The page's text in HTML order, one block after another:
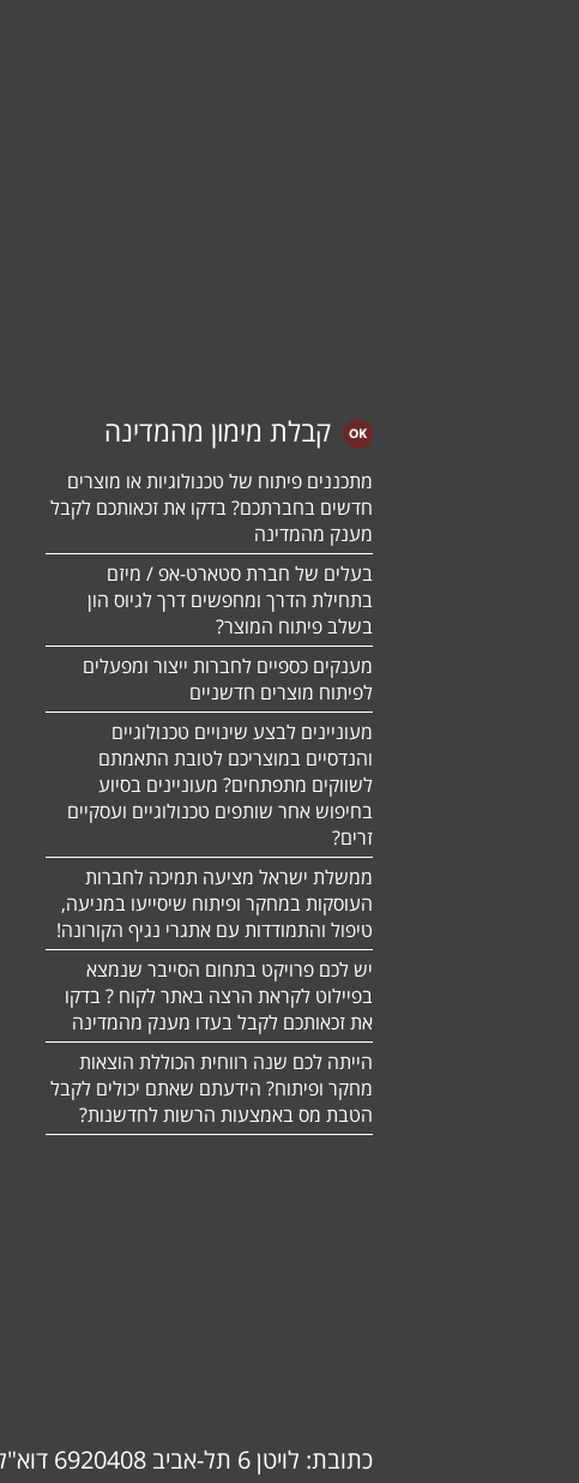
קבלת מימון מהמדינה
מתכננים פיתוח של טכנולוגיות או מוצרים
חדשים בחברתכם? בדקו את זכאותכם לקבל
מענק מהמדינה
בעלים של חברת סטארט-אפ / מיזם
בתחילת הדרך ומחפשים דרך לגיוס הון
בשלב פיתוח המוצר?
מענקים כספיים לחברות ייצור ומפעלים
לפיתוח מוצרים חדשניים
מעוניינים לבצע שינויים טכנולוגיים
והנדסיים במוצריכם לטובת התאמתם
לשווקים מתפתחים? מעוניינים בסיוע
בחיפוש אחר שותפים טכנולוגיים ועסקיים
זרים?
ממשלת ישראל מציעה תמיכה לחברות
העוסקות במחקר ופיתוח שיסייעו במניעה,
טיפול והתמודדות עם אתגרי נגיף הקורונה!
יש לכם פרויקט בתחום הסייבר שנמצא
בפיילוט לקראת הרצה באתר לקוח ? בדקו
את זכאותכם לקבל בעדו מענק מהמדינה
הייתה לכם שנה רווחית הכוללת הוצאות
מחקר ופיתוח? הידעתם שאתם יכולים לקבל
הטבת מס באמצעות הרשות לחדשנות?
כתובת: לויטן 6 תל-אביב 6920408 דוא"ל: info@ok-consulting.co.il טלפון: 0537739018 (אורנה)